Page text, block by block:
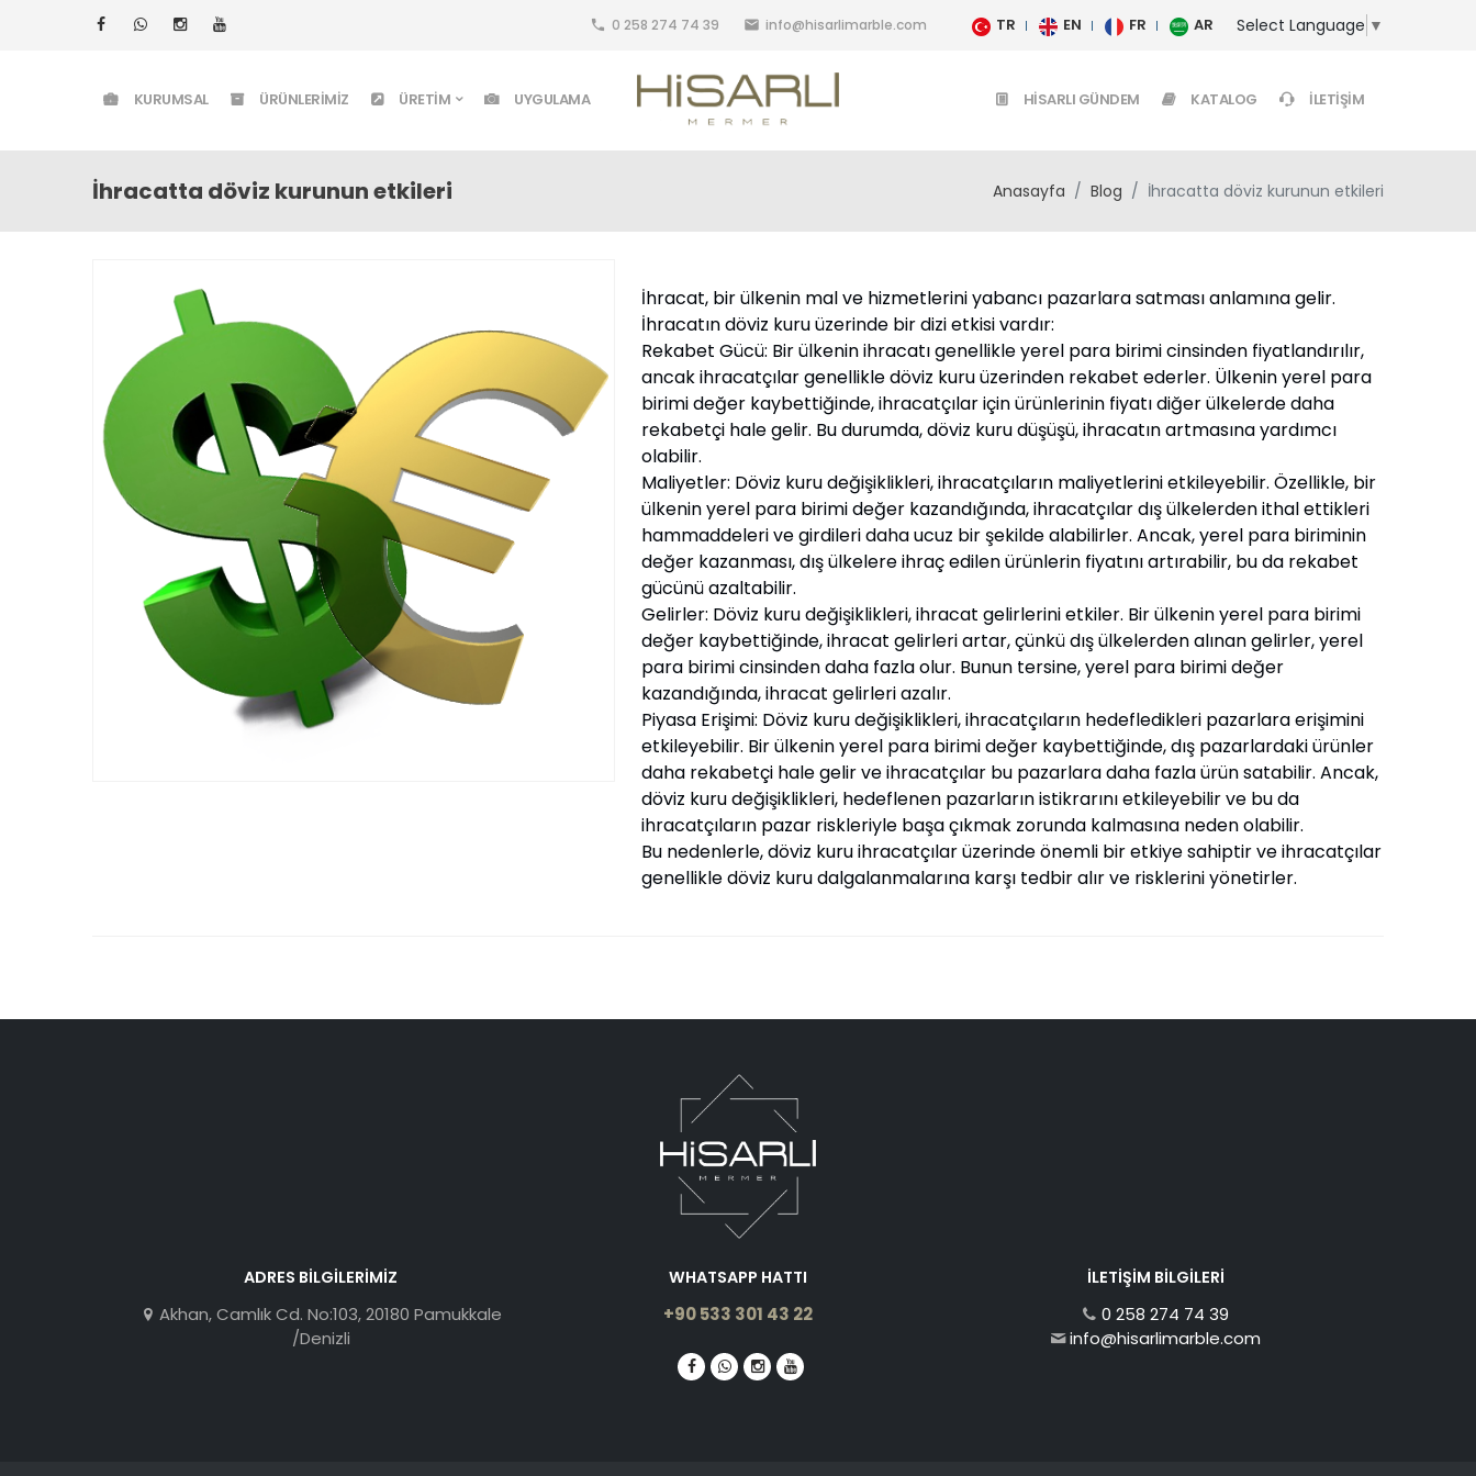
local_phone 0 258 274 74 39 email info@hisarlimarble.com TR EN FR AR Select Language ▼
KURUMSAL ÜRÜNLERIMIZ ÜRETIM UYGULAMA HISARLI GÜNDEM KATALOG İLETIŞIM
İhracatta döviz kurunun etkileri Anasayfa Blog İhracatta döviz kurunun etkileri
İhracat, bir ülkenin mal ve hizmetlerini yabancı pazarlara satması anlamına gelir.
İhracatın döviz kuru üzerinde bir dizi etkisi vardır:
Rekabet Gücü: Bir ülkenin ihracatı genellikle yerel para birimi cinsinden fiyatlandırılır,
ancak ihracatçılar genellikle döviz kuru üzerinden rekabet ederler. Ülkenin yerel para
birimi değer kaybettiğinde, ihracatçılar için ürünlerinin fiyatı diğer ülkelerde daha
rekabetçi hale gelir. Bu durumda, döviz kuru düşüşü, ihracatın artmasına yardımcı
olabilir.
Maliyetler: Döviz kuru değişiklikleri, ihracatçıların maliyetlerini etkileyebilir. Özellikle, bir
ülkenin yerel para birimi değer kazandığında, ihracatçılar dış ülkelerden ithal ettikleri
hammaddeleri ve girdileri daha ucuz bir şekilde alabilirler. Ancak, yerel para biriminin
değer kazanması, dış ülkelere ihraç edilen ürünlerin fiyatını artırabilir, bu da rekabet
gücünü azaltabilir.
Gelirler: Döviz kuru değişiklikleri, ihracat gelirlerini etkiler. Bir ülkenin yerel para birimi
değer kaybettiğinde, ihracat gelirleri artar, çünkü dış ülkelerden alınan gelirler, yerel
para birimi cinsinden daha fazla olur. Bunun tersine, yerel para birimi değer
kazandığında, ihracat gelirleri azalır.
Piyasa Erişimi: Döviz kuru değişiklikleri, ihracatçıların hedefledikleri pazarlara erişimini
etkileyebilir. Bir ülkenin yerel para birimi değer kaybettiğinde, dış pazarlardaki ürünler
daha rekabetçi hale gelir ve ihracatçılar bu pazarlara daha fazla ürün satabilir. Ancak,
döviz kuru değişiklikleri, hedeflenen pazarların istikrarını etkileyebilir ve bu da
ihracatçıların pazar riskleriyle başa çıkmak zorunda kalmasına neden olabilir.
Bu nedenlerle, döviz kuru ihracatçılar üzerinde önemli bir etkiye sahiptir ve ihracatçılar
genellikle döviz kuru dalgalanmalarına karşı tedbir alır ve risklerini yönetirler.
ADRES BILGILERIMIZ
Akhan, Camlık Cd. No:103, 20180 Pamukkale
/Denizli
WHATSAPP HATTI
+90 533 301 43 22
İLETIŞIM BILGILERI
0 258 274 74 39
info@hisarlimarble.com